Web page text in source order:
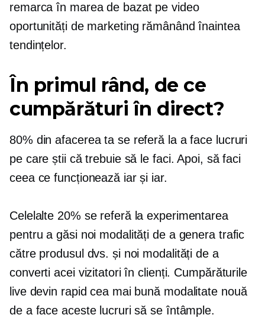
remarca în marea de bazat pe video
oportunități de marketing rămânând înaintea
tendințelor.
În primul rând, de ce
cumpărături în direct?
80% din afacerea ta se referă la a face lucruri
pe care știi că trebuie să le faci. Apoi, să faci
ceea ce funcționează iar și iar.
Celelalte 20% se referă la experimentarea
pentru a găsi noi modalități de a genera trafic
către produsul dvs. și noi modalități de a
converti acei vizitatori în clienți. Cumpărăturile
live devin rapid cea mai bună modalitate nouă
de a face aceste lucruri să se întâmple.